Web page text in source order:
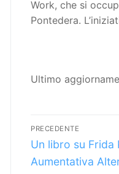
Work, che si
Pontedera.
Ultimo
articoli
PRECEDENTE
Articolo
precedente:
Un libro su Frida
Aumentativa